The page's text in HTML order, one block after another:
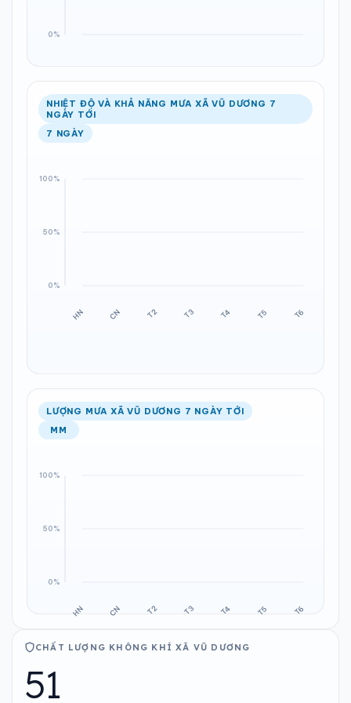
NHIỆT ĐỘ VÀ KHẢ NĂNG MƯA XÃ VŨ DƯƠNG 7
NGÀY TỚI
7 NGÀY
LƯỢNG MƯA XÃ VŨ DƯƠNG 7 NGÀY TỚI
MM
CHẤT LƯỢNG KHÔNG KHÍ XÃ VŨ DƯƠNG
51